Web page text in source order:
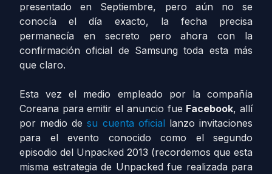
presentado en Septiembre, pero aún no se
conocía el día exacto, la fecha precisa
permanecía en secreto pero ahora con la
confirmación oficial de Samsung toda esta más
que claro.
Esta vez el medio empleado por la compañía
Coreana para emitir el anuncio fue Facebook, allí
por medio desu cuenta oficial lanzo invitaciones
para el evento conocido como el segundo
episodio del Unpacked 2013 (recordemos que esta
misma estrategia de Unpacked fue realizada para